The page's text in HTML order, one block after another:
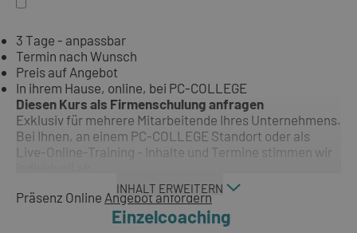
3 Tage - anpassbar
Termin nach Wunsch
Preis auf Angebot
In ihrem Hause, online, bei PC-COLLEGE
Diesen Kurs als Firmenschulung anfragen
Exklusiv für mehrere Mitarbeitende Ihres Unternehmens.
Bei Ihnen, an einem PC-COLLEGE Standort oder als
Live-Online-Training - Inhalte und Termine stimmen wir
INHALT ERWEITERN
Präsenz Online Angebot anfordern
Einzelcoaching